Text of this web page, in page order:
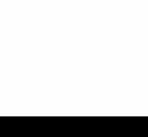
破產，公布欠債2億多的金額，